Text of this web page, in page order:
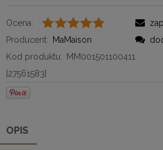
Ocena:
Producent:
MaMaison
Kod produktu:
MM001501100411
[27561583]
OPIS